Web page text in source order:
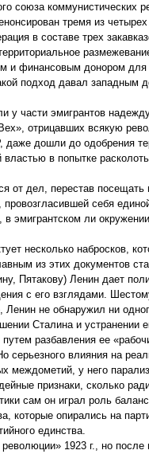
союза коммунистических
тремя из четырех
в составе трех
финансовым донором для
подход давал западным
у части эмигрантов
отрицавших всякую
даже дошли до одобрения
в попытке
от дел, перестав
себя
эмигрантском ли
несколько набросков,
из этих документов
Пятакову) Ленин дает
с его взглядами.
не обнаружил ни
Сталина и устранении
разбавления ее
серьезного влияния на
междометий, у него
признаки, сколько
сам он играл роль
опирались на
единства.
1923 г., но